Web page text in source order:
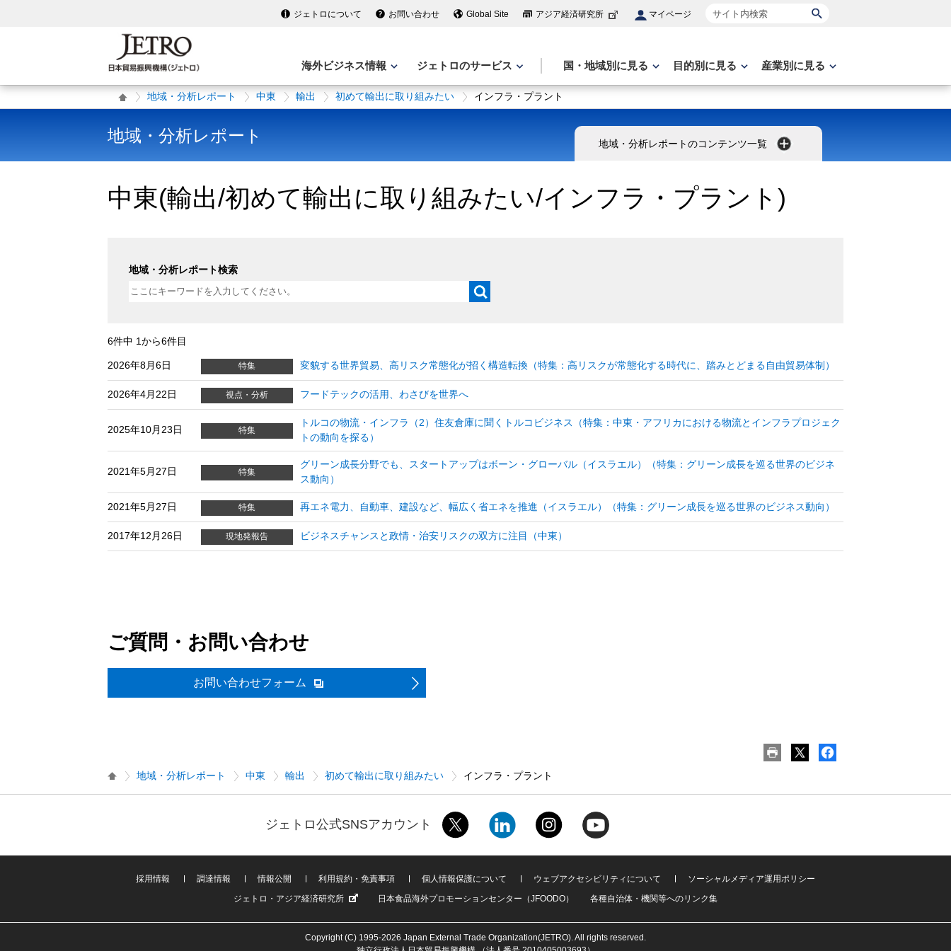
ジェトロについて お問い合わせ Global Site アジア経済研究所 マイページ サイト内検索
海外ビジネス情報 ジェトロのサービス 国・地域別に見る 目的別に見る 産業別に見る
地域・分析レポート 中東 輸出 初めて輸出に取り組みたい インフラ・プラント
地域・分析レポート 地域・分析レポートのコンテンツ一覧
中東(輸出/初めて輸出に取り組みたい/インフラ・プラント)
地域・分析レポート検索
6件中 1から6件目
2026年8月6日 特集 変貌する世界貿易、高リスク常態化が招く構造転換（特集：高リスクが常態化する時代に、踏みとどまる自由貿易体制）
2026年4月22日 視点・分析 フードテックの活用、わさびを世界へ
2025年10月23日 特集
トルコの物流・インフラ（2）住友倉庫に聞くトルコビジネス（特集：中東・アフリカにおける物流とインフラプロジェク
トの動向を探る）
2021年5月27日 特集
グリーン成長分野でも、スタートアップはボーン・グローバル（イスラエル）（特集：グリーン成長を巡る世界のビジネ
ス動向）
2021年5月27日 特集 再エネ電力、自動車、建設など、幅広く省エネを推進（イスラエル）（特集：グリーン成長を巡る世界のビジネス動向）
2017年12月26日 現地発報告 ビジネスチャンスと政情・治安リスクの双方に注目（中東）
ご質問・お問い合わせ
お問い合わせフォーム
地域・分析レポート 中東 輸出 初めて輸出に取り組みたい インフラ・プラント
ジェトロ公式SNSアカウント
採用情報 調達情報 情報公開 利用規約・免責事項 個人情報保護について ウェブアクセシビリティについて
ソーシャルメディア運用ポリシー
ジェトロ・アジア経済研究所
日本食品海外プロモーションセンター（JFOODO） 各種自治体・機関等へのリンク集
Copyright (C) 1995-2026 Japan External Trade Organization(JETRO). All rights reserved.